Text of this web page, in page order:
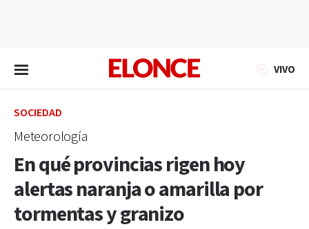
VIVO
SOCIEDAD
Meteorología
En qué provincias rigen hoy
alertas naranja o amarilla por
tormentas y granizo